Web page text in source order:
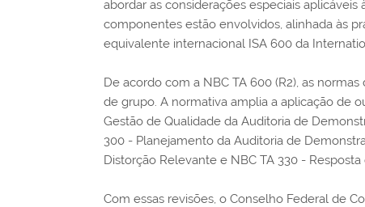
abordar as considerações especiais
componentes estão envolvidos, alinhada às
equivalente internacional ISA 600 da
De acordo com a NBC TA 600 (R2), as
de grupo. A normativa amplia a aplicação de
Gestão de Qualidade da Auditoria de
300 - Planejamento da Auditoria de
Distorção Relevante e NBC TA 330 -
Com essas revisões, o Conselho Federal de